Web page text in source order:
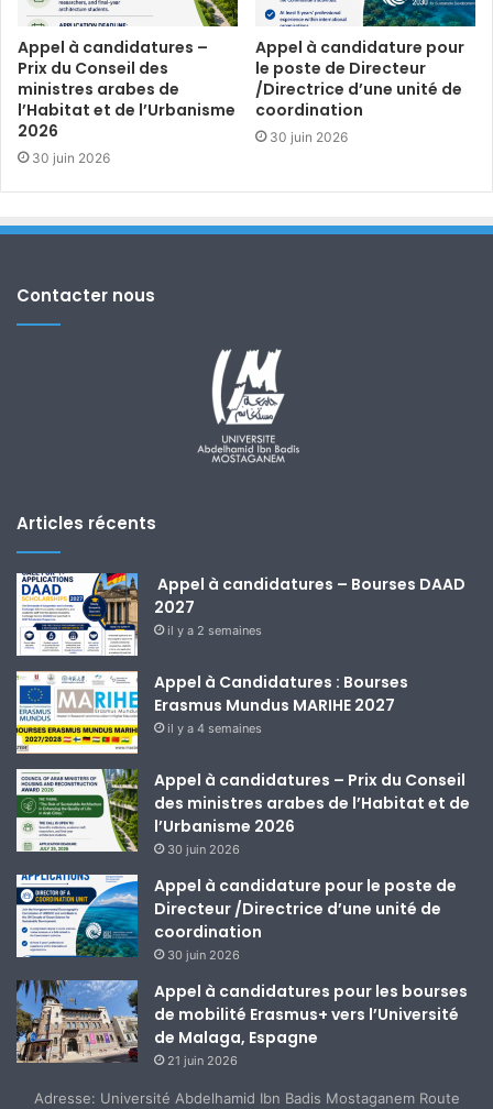
Appel à candidatures –
Prix du Conseil des
ministres arabes de
l’Habitat et de l’Urbanisme
2026
30 juin 2026
Appel à candidature pour
le poste de Directeur
/Directrice d’une unité de
coordination
30 juin 2026
Contacter nous
Articles récents
Appel à candidatures – Bourses DAAD
2027
il y a 2 semaines
Appel à Candidatures : Bourses
Erasmus Mundus MARIHE 2027
il y a 4 semaines
Appel à candidatures – Prix du Conseil
des ministres arabes de l’Habitat et de
l’Urbanisme 2026
30 juin 2026
Appel à candidature pour le poste de
Directeur /Directrice d’une unité de
coordination
30 juin 2026
Appel à candidatures pour les bourses
de mobilité Erasmus+ vers l’Université
de Malaga, Espagne
21 juin 2026
Adresse: Université Abdelhamid Ibn Badis Mostaganem Route